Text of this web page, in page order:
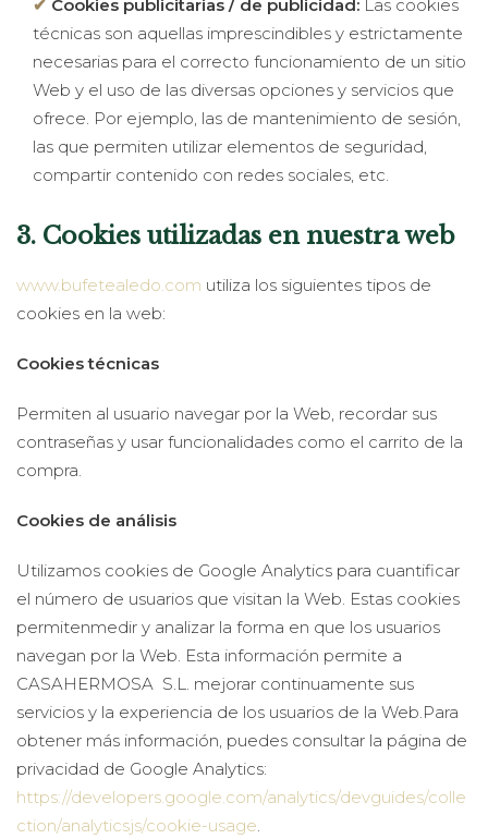
Cookies publicitarias / de publicidad: Las cookies
técnicas son aquellas imprescindibles y estrictamente
necesarias para el correcto funcionamiento de un sitio
Web y el uso de las diversas opciones y servicios que
ofrece. Por ejemplo, las de mantenimiento de sesión,
las que permiten utilizar elementos de seguridad,
compartir contenido con redes sociales, etc.
3. Cookies utilizadas en nuestra web
www.bufetealedo.com utiliza los siguientes tipos de
cookies en la web:
Cookies técnicas
Permiten al usuario navegar por la Web, recordar sus
contraseñas y usar funcionalidades como el carrito de la
compra.
Cookies de análisis
Utilizamos cookies de Google Analytics para cuantificar
el número de usuarios que visitan la Web. Estas cookies
permitenmedir y analizar la forma en que los usuarios
navegan por la Web. Esta información permite a
CASAHERMOSA S.L. mejorar continuamente sus
servicios y la experiencia de los usuarios de la Web.Para
obtener más información, puedes consultar la página de
privacidad de Google Analytics:
https://developers.google.com/analytics/devguides/colle
ction/analyticsjs/cookie-usage.